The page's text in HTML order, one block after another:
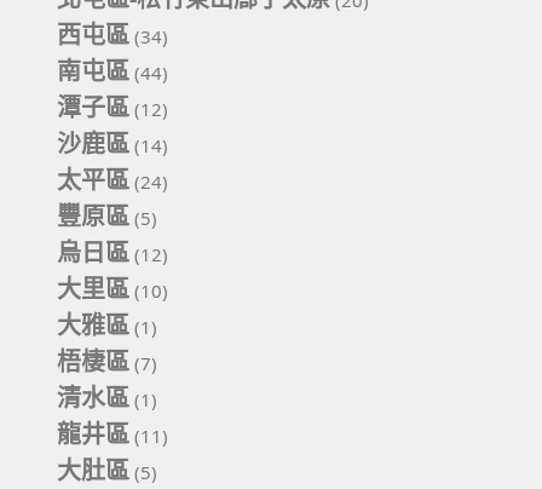
西屯區 (34)
南屯區 (44)
潭子區 (12)
沙鹿區 (14)
太平區 (24)
豐原區 (5)
烏日區 (12)
大里區 (10)
大雅區 (1)
梧棲區 (7)
清水區 (1)
龍井區 (11)
大肚區 (5)